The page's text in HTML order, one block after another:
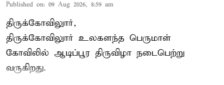
Published on: 09 Aug 2026, 8:59 am
திருக்கோவிலுார்,
திருக்கோவிலுார் உலகளந்த பெருமாள்
கோவிலில் ஆடிப்பூர திருவிழா நடைபெற்று
வருகிறது.